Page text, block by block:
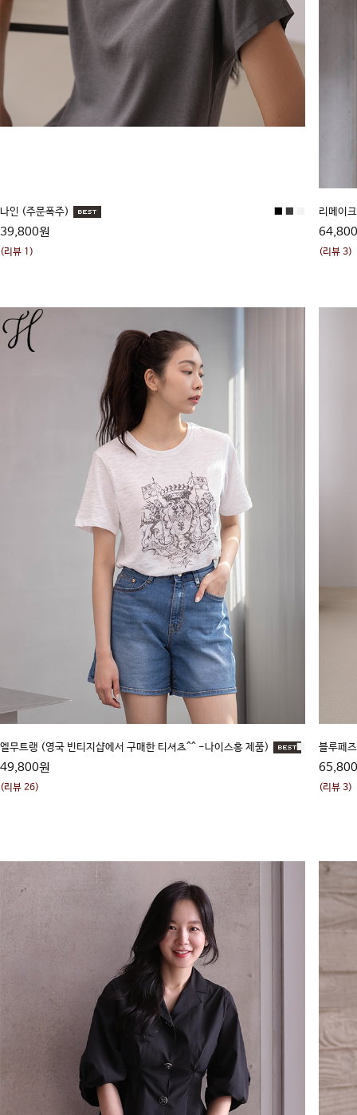
나인 (주문폭주)
39,800원
■ ■
(리뷰 1)
리메이
(리뷰 3)
엘무트랭 (영국 빈티지샵에서 구매한 티셔츠^^ -나이스홍 제품)
49,800원
■
(리뷰 26)
블루페
(리뷰 3)